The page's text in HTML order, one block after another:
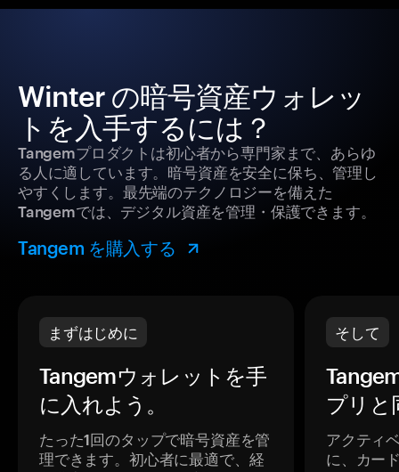
Winter の暗号資産ウォレッ
トを入手するには？
Tangemプロダクトは初心者から専門家まで、あらゆ
る人に適しています。暗号資産を安全に保ち、管理し
やすくします。最先端のテクノロジーを備えた
Tangemでは、デジタル資産を管理・保護できます。
Tangem を購入する
まずはじめに
Tangemウォレットを手
に入れよう。
たった1回のタップで暗号資産を管
理できます。初心者に最適で、経
そして
プリと
アクティ
に、カー